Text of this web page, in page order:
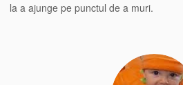
la a ajunge pe punctul de a muri.